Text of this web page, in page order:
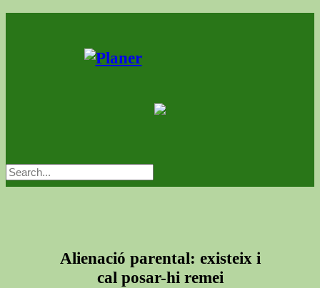
Alienació parental: existeix i
cal posar-hi remei